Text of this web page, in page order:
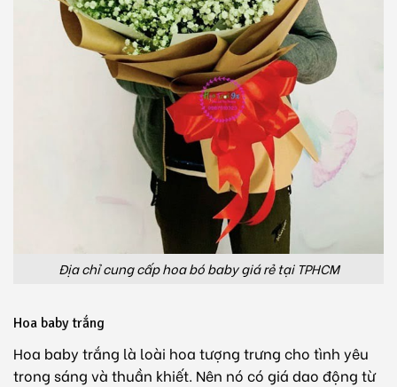
Địa chỉ cung cấp hoa bó baby giá rẻ tại TPHCM
Hoa baby trắng
Hoa baby trắng là loài hoa tượng trưng cho tình yêu
trong sáng và thuần khiết. Nên nó có giá dao động từ